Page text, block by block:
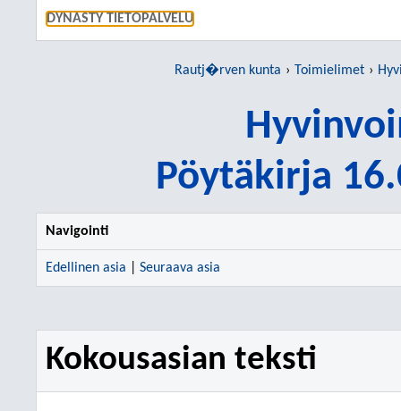
DYNASTY TIETOPALVELU
Rautj�rven kunta Toimielimet
Pöytäkirja
Navigointi
Edellinen asia Seuraava asia
Kokousasian teksti